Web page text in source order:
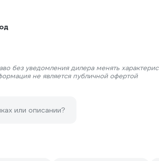
без уведомления дилера менять
не является публичной офертой
или описании?